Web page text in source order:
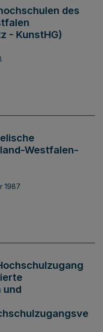
des
- KunstHG)
Westfalen-
1987
und